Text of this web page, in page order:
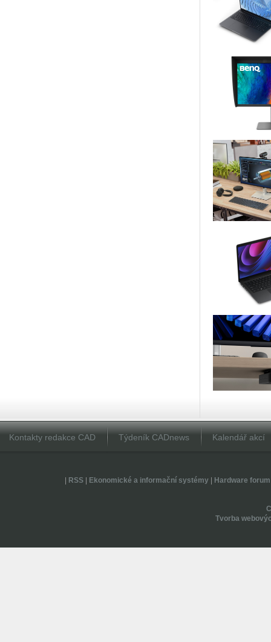
Kontakty redakce CAD Týdeník CADnews Kalendář akcí
RSS| Ekonomické a informační systémy| Hardware forum
Tvorba